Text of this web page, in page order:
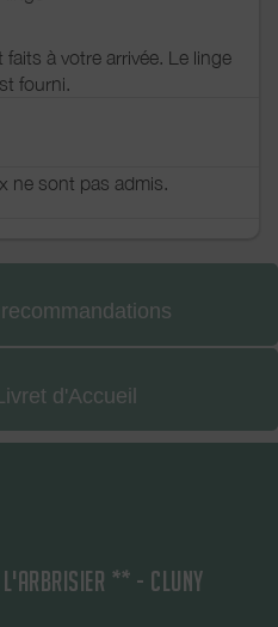
faits à votre arrivée. Le linge
fourni.
ne sont pas admis.
d'Accueil
L'ARBRISIER ** - CLUNY